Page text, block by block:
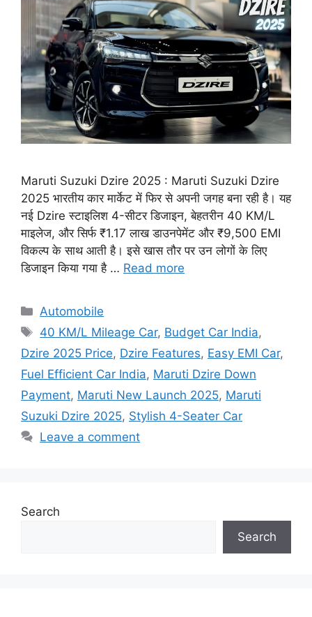
Maruti Suzuki Dzire 2025 : Maruti Suzuki Dzire
2025 भारतीय कार मार्केट में फिर से अपनी जगह बना रही है। यह
नई Dzire स्टाइलिश 4-सीटर डिजाइन, बेहतरीन 40 KM/L
माइलेज, और सिर्फ ₹1.17 लाख डाउनपेमेंट और ₹9,500 EMI
विकल्प के साथ आती है। इसे खास तौर पर उन लोगों के लिए
डिजाइन किया गया है … Read more
Categories
Automobile
Tags
40 KM/L Mileage Car, Budget Car India,
Dzire 2025 Price, Dzire Features, Easy EMI Car,
Fuel Efficient Car India, Maruti Dzire Down
Payment, Maruti New Launch 2025, Maruti
Suzuki Dzire 2025, Stylish 4-Seater Car
Leave a comment
Search
Search